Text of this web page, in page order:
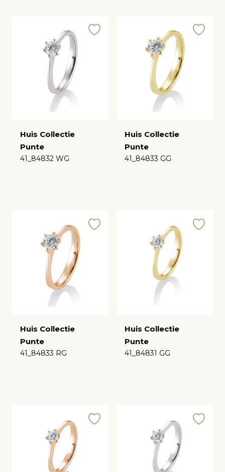
Huis Collectie
Punte
41_84832 WG
Huis Collectie
Punte
41_84833 GG
Huis Collectie
Punte
41_84833 RG
Huis Collectie
Punte
41_84831 GG